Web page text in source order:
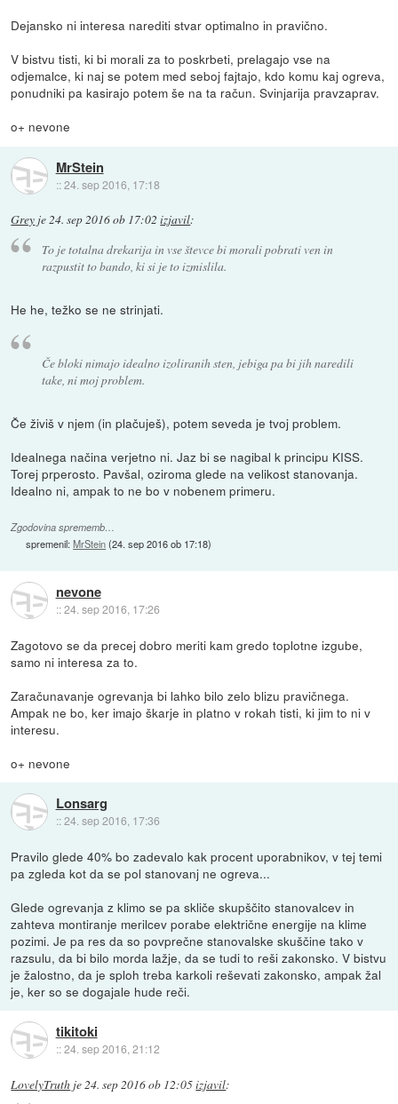
Dejansko ni interesa narediti stvar optimalno in pravično.
V bistvu tisti, ki bi morali za to poskrbeti, prelagajo vse na
odjemalce, ki naj se potem med seboj fajtajo, kdo komu kaj ogreva,
ponudniki pa kasirajo potem še na ta račun. Svinjarija pravzaprav.
o+ nevone
MrStein
::24. sep 2016, 17:18
Grey je24. sep 2016 ob 17:02 izjavil:
To je totalna drekarija in vse števce bi morali pobrati ven in
razpustit to bando, ki si je to izmislila.
He he, težko se ne strinjati.
Če bloki nimajo idealno izoliranih sten, jebiga pa bi jih naredili
take, ni moj problem.
Če živiš v njem (in plačuješ), potem seveda je tvoj problem.
Idealnega načina verjetno ni. Jaz bi se nagibal k principu KISS.
Torej prperosto. Pavšal, oziroma glede na velikost stanovanja.
Idealno ni, ampak to ne bo v nobenem primeru.
Zgodovina sprememb…
spremenil:MrStein(24. sep 2016 ob 17:18)
nevone
::24. sep 2016, 17:26
Zagotovo se da precej dobro meriti kam gredo toplotne izgube,
samo ni interesa za to.
Zaračunavanje ogrevanja bi lahko bilo zelo blizu pravičnega.
Ampak ne bo, ker imajo škarje in platno v rokah tisti, ki jim to ni v
interesu.
o+ nevone
Lonsarg
::24. sep 2016, 17:36
Pravilo glede 40% bo zadevalo kak procent uporabnikov, v tej temi
pa zgleda kot da se pol stanovanj ne ogreva...
Glede ogrevanja z klimo se pa skliče skupščito stanovalcev in
zahteva montiranje merilcev porabe električne energije na klime
pozimi. Je pa res da so povprečne stanovalske skuščine tako v
razsulu, da bi bilo morda lažje, da se tudi to reši zakonsko. V bistvu
je žalostno, da je sploh treba karkoli reševati zakonsko, ampak žal
je, ker so se dogajale hude reči.
tikitoki
::24. sep 2016, 21:12
LovelyTruth je24. sep 2016 ob 12:05izjavil: